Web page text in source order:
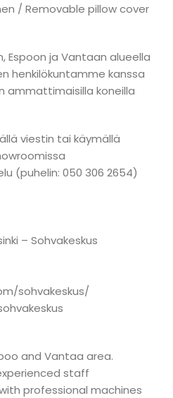
/ Removable pillow cover
Espoon ja Vantaan alueella
henkilökuntamme kanssa
ammattimaisilla koneilla
viestin tai käymällä
(puhelin: 050 306 2654)
– Sohvakeskus
sohvakeskus/
and Vantaa area.
staff
professional machines